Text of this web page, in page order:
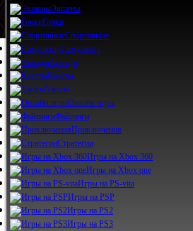
Экшены
Гонки
Спортивные
Симулятор
Аркады
Квесты
Ужасы
Онлайн игры
Файтинги
Приключения
Стратегии
Игры на Xbox 360
Игры на Xbox one
Игры на PS-vita
Игры на PSP
Игры на PS2
Игры на PS3